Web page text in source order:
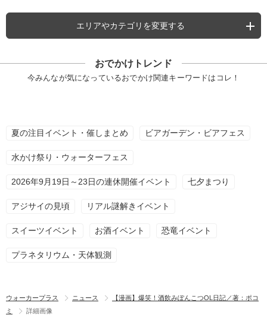
エリアやカテゴリを変更する
おでかけトレンド
今みんなが気になっているおでかけ関連キーワードはコレ！
夏の注目イベント・催しまとめ ビアガーデン・ビアフェス
水かけ祭り・ウォーターフェス
2026年9月19日～23日の連休開催イベント 七夕まつり
アジサイの見頃 リアル謎解きイベント
スイーツイベント お酒イベント 恐竜イベント
プラネタリウム・天体観測
ウォーカープラス ニュース
【漫画】爆笑！酒飲みぽんこつOL日記／著：ポコ
ミ
詳細画像